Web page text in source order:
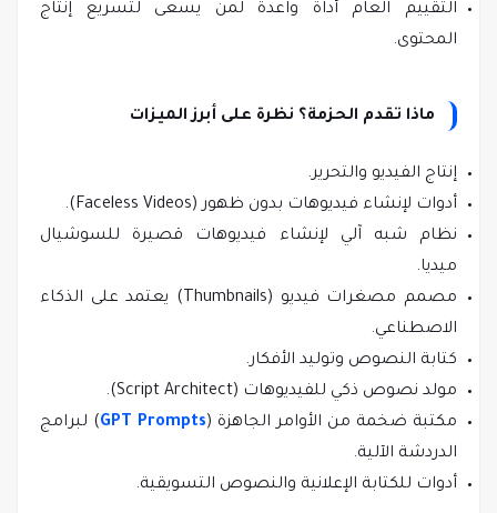
التقييم العام أداة واعدة لمن يسعى لتسريع إنتاج
المحتوى.
ماذا تقدم الحزمة؟ نظرة على أبرز الميزات
إنتاج الفيديو والتحرير.
أدوات لإنشاء فيديوهات بدون ظهور (Faceless Videos).
نظام شبه آلي لإنشاء فيديوهات قصيرة للسوشيال
ميديا.
مصمم مصغرات فيديو (Thumbnails) يعتمد على الذكاء
الاصطناعي.
كتابة النصوص وتوليد الأفكار.
مولد نصوص ذكي للفيديوهات (Script Architect).
مكتبة ضخمة من الأوامر الجاهزة (GPT Prompts) لبرامج
الدردشة الآلية.
أدوات للكتابة الإعلانية والنصوص التسويقية.